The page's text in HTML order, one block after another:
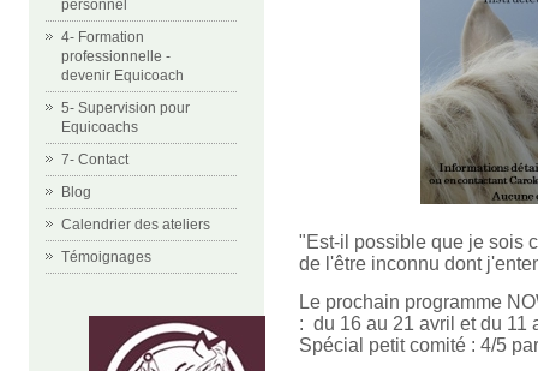
personnel
4- Formation
professionnelle -
devenir Equicoach
5- Supervision pour
Equicoachs
7- Contact
Blog
Calendrier des ateliers
Témoignages
"Est-il possible que je sois
de l'être inconnu dont
Le prochain programme
: du 16 au 21 avril et du 11
Spécial petit comité : 4/5